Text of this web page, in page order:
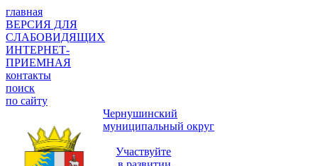
главная
ВЕРСИЯ ДЛЯ
СЛАБОВИДЯЩИХ
ИНТЕРНЕТ-
ПРИЕМНАЯ
контакты
поиск
по сайту
Чернушинский
муниципальный округ
Участвуйте